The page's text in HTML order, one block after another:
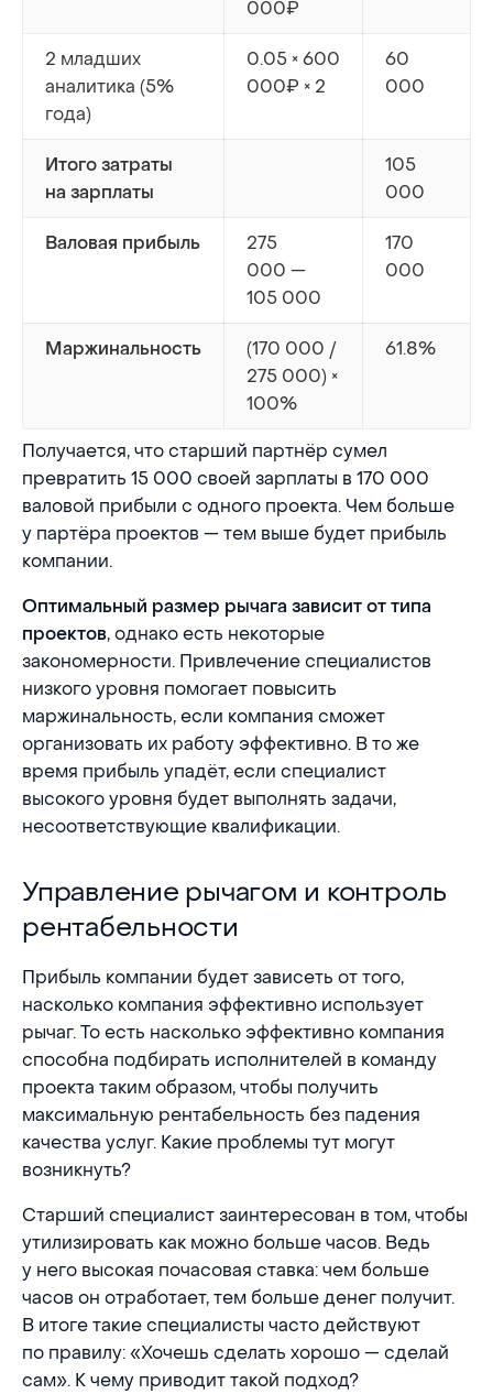
000₽
2 младших
аналитика (5%
года)
0.05 × 600
000₽ × 2
60
000
Итого затраты
на зарплаты
105
000
Валовая прибыль
275
000 —
105 000
170
000
Маржинальность
(170 000 /
275 000) ×
100%
61.8%
Получается, что старший партнёр сумел
превратить 15 000 своей зарплаты в 170 000
валовой прибыли с одного проекта. Чем больше
у партёра проектов — тем выше будет прибыль
компании.
Оптимальный размер рычага зависит от типа
проектов, однако есть некоторые
закономерности. Привлечение специалистов
низкого уровня помогает повысить
маржинальность, если компания сможет
организовать их работу эффективно. В то же
время прибыль упадёт, если специалист
высокого уровня будет выполнять задачи,
несоответствующие квалификации.
Управление рычагом и контроль
Управление рычагом и контроль
рентабельности
Прибыль компании будет зависеть от того,
насколько компания эффективно использует
рычаг. То есть насколько эффективно компания
способна подбирать исполнителей в команду
проекта таким образом, чтобы получить
максимальную рентабельность без падения
качества услуг. Какие проблемы тут могут
возникнуть?
Старший специалист заинтересован в том, чтобы
утилизировать как можно больше часов. Ведь
у него высокая почасовая ставка: чем больше
часов он отработает, тем больше денег получит.
В итоге такие специалисты часто действуют
по правилу: «Хочешь сделать хорошо — сделай
сам». К чему приводит такой подход?